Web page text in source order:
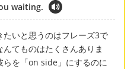
waiting.
いと思うのはフレーズ3で
んてものはたくさんありま
らを「on side」にするのに